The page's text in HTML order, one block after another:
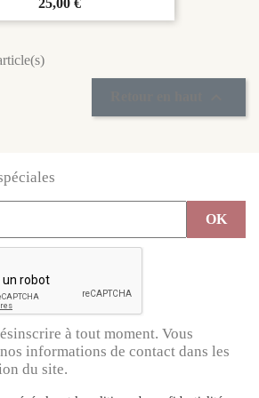
Prix
25,00 €
à tout moment. Vous
informations de contact dans les
du site.